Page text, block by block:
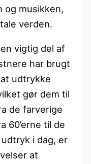
og musikken,
verden.
vigtig del af
har brugt
udtrykke
gør dem til
de farverige
60’erne til de
i dag, er
at